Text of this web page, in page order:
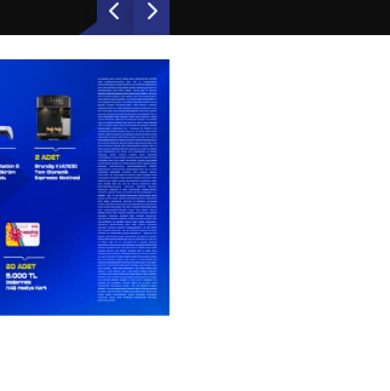
Huzurevleri Bocceye Doydu